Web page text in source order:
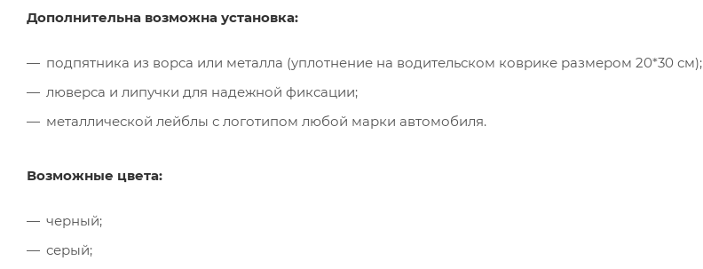
Дополнительна возможна установка:
подпятника из ворса или металла (уплотнение на водительском коврике размером 20*30 см);
люверса и липучки для надежной фиксации;
металлической лейблы с логотипом любой марки автомобиля.
Возможные цвета:
черный;
серый;